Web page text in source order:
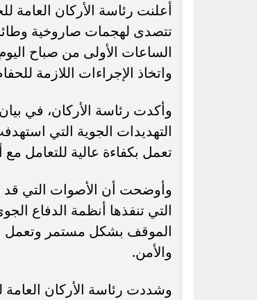
أعلنت رئاسة الأركان العامة
تتصدى لهجمات صاروخية
الساعات الأولى من صباح
واتخاذ الإجراءات اللازمة
وأكدت رئاسة الأركان، في
التهديدات الجوية التي
تعمل بكفاءة عالية للتعامل
وأوضحت أن الأصوات التي
التي تنفذها أنظمة الدفاع
الموقف بشكل مستمر وتعمل
والأمن.
وشددت رئاسة الأركان العامة
رسميًا.. جدول امتحانات الشهادة الإعدادية